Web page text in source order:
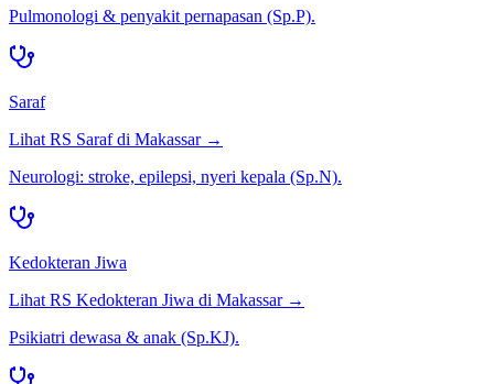
Pulmonologi & penyakit pernapasan (Sp.P).
Saraf
Lihat RS Sarafdi Makassar→
Neurologi: stroke, epilepsi, nyeri kepala (Sp.N).
Kedokteran Jiwa
Lihat RS Kedokteran Jiwa di Makassar→
Psikiatri dewasa & anak (Sp.KJ).